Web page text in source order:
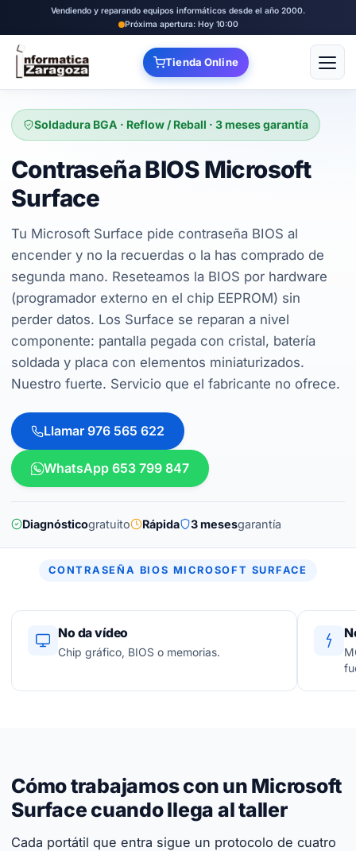
Vendiendo y reparando equipos informáticos desde el año 2000.
Próxima apertura: Hoy 10:00
Tienda Online Abrir
Soldadura BGA · Reflow / Reball · 3 meses garantía
Contraseña BIOS Microsoft
Surface
Tu Microsoft Surface pide contraseña BIOS al
encender y no la recuerdas o la has comprado de
segunda mano. Reseteamos la BIOS por hardware
(programador externo en el chip EEPROM) sin
perder datos. Los Surface se reparan a nivel
componente: pantalla pegada con cristal, batería
soldada y placa con elementos miniaturizados.
Nuestro fuerte. Servicio que el fabricante no ofrece.
Llamar 976 565 622
WhatsApp 653 799 847
Diagnósticogratuito Rápida 3 mesesgarantía
CONTRASEÑA BIOS MICROSOFT SURFACE
No da vídeo
Chip gráfico, BIOS o memorias.
Cómo trabajamos con un Microsoft
Surface cuando llega al taller
Cada portátil que entra sigue un protocolo de cuatro